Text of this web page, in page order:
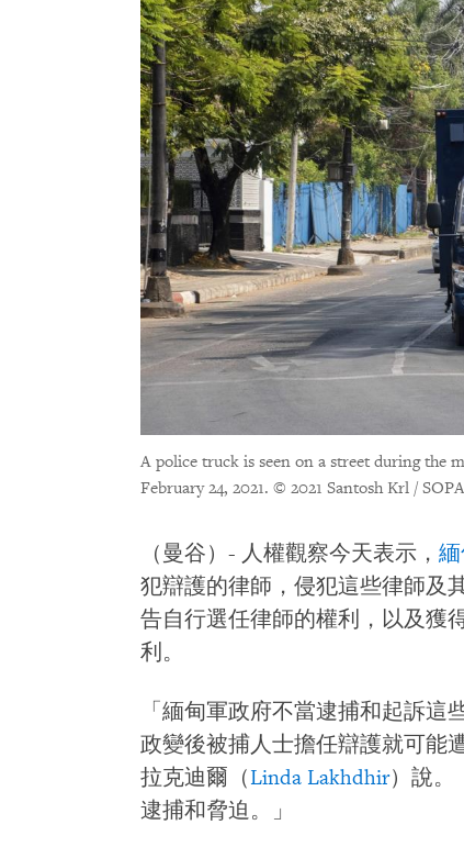
A police truck is seen on a street during the
February 24, 2021. © 2021 Santosh Krl /
（曼谷）- 人權觀察今天表示，
犯辯護的律師，侵犯這些律師及
告自行選任律師的權利，以及獲
利。
「緬甸軍政府不當逮捕和起訴這
政變後被捕人士擔任辯護就可能
拉克迪爾（Linda Lakhdhir）說。
逮捕和脅迫。」